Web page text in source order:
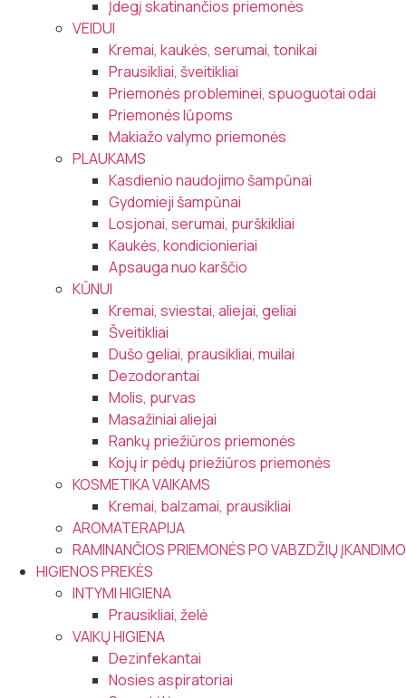
Įdegį skatinančios priemonės
VEIDUI
Kremai, kaukės, serumai, tonikai
Prausikliai, šveitikliai
Priemonės probleminei, spuoguotai odai
Priemonės lūpoms
Makiažo valymo priemonės
PLAUKAMS
Kasdienio naudojimo šampūnai
Gydomieji šampūnai
Losjonai, serumai, purškikliai
Kaukės, kondicionieriai
Apsauga nuo karščio
KŪNUI
Kremai, sviestai, aliejai, geliai
Šveitikliai
Dušo geliai, prausikliai, muilai
Dezodorantai
Molis, purvas
Masažiniai aliejai
Rankų priežiūros priemonės
Kojų ir pėdų priežiūros priemonės
KOSMETIKA VAIKAMS
Kremai, balzamai, prausikliai
AROMATERAPIJA
RAMINANČIOS PRIEMONĖS PO VABZDŽIŲ ĮKANDIMO
HIGIENOS PREKĖS
INTYMI HIGIENA
Prausikliai, želė
VAIKŲ HIGIENA
Dezinfekantai
Nosies aspiratoriai